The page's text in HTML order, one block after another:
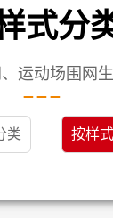
式分
运动场围网
类 按样